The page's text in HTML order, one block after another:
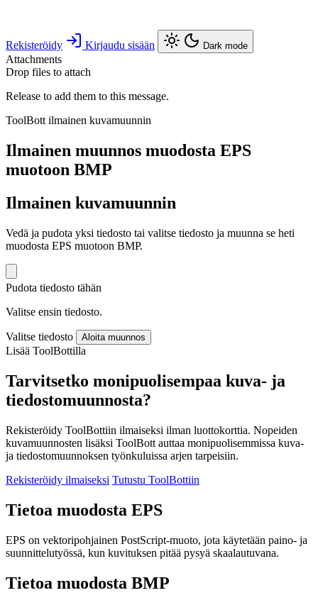
Rekisteröidy Kirjaudu sisään Dark mode
Attachments
Drop files to attach
Release to add them to this message.
ToolBott ilmainen kuvamuunnin
Ilmainen muunnos muodosta EPS
muotoon BMP
Ilmainen kuvamuunnin
Vedä ja pudota yksi tiedosto tai valitse tiedosto ja muunna se heti
muodosta EPS muotoon BMP.
Pudota tiedosto tähän
Valitse ensin tiedosto.
Valitse tiedosto Aloita muunnos
Lisää ToolBottilla
Tarvitsetko monipuolisempaa kuva- ja
tiedostomuunnosta?
Rekisteröidy ToolBottiin ilmaiseksi ilman luottokorttia. Nopeiden
kuvamuunnosten lisäksi ToolBott auttaa monipuolisemmissa kuva-
ja tiedostomuunnoksen työnkuluissa arjen tarpeisiin.
Rekisteröidy ilmaiseksi Tutustu ToolBottiin
Tietoa muodosta EPS
EPS on vektoripohjainen PostScript-muoto, jota käytetään paino- ja
suunnittelutyössä, kun kuvituksen pitää pysyä skaalautuvana.
Tietoa muodosta BMP